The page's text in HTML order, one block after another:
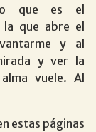
que es el
la que abre el
y al
y ver la
vuele. Al
estas páginas